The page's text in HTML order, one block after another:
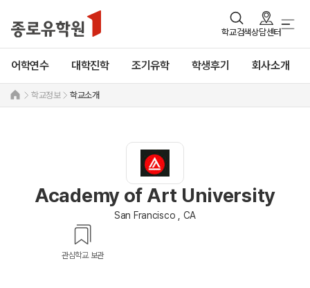
학교검색상담센터
어학연수 대학진학 조기유학 학생후기 회사소개
학교정보 학교소개
Academy of Art University
San Francisco , CA
관심학교 보관